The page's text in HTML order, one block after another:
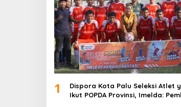
1
Dispora Kota Palu Seleksi Atlet
Ikut POPDA Provinsi, Imelda: